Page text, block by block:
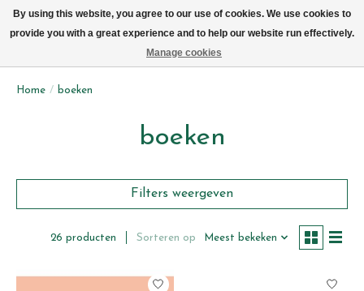
Home / boeken
boeken
Filters weergeven
26 producten Sorteren op Meest bekeken
By using this website, you agree to our use of cookies. We use cookies to
provide you with a great experience and to help our website run effectively.
Manage cookies